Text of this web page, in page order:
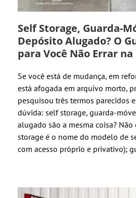
Self Storage, Guarda-
Depósito Alugado? O
para Você Não Errar na
Se você está de mudança, em
está afogada em arquivo morto,
pesquisou três termos parecidos
dúvida: self storage, guarda-
alugado são a mesma coisa? Não
storage é o nome do modelo de
com acesso próprio e privativo);